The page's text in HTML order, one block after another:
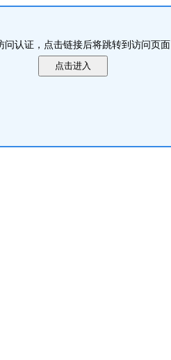
问认证，点击链接后将跳转到访问页面